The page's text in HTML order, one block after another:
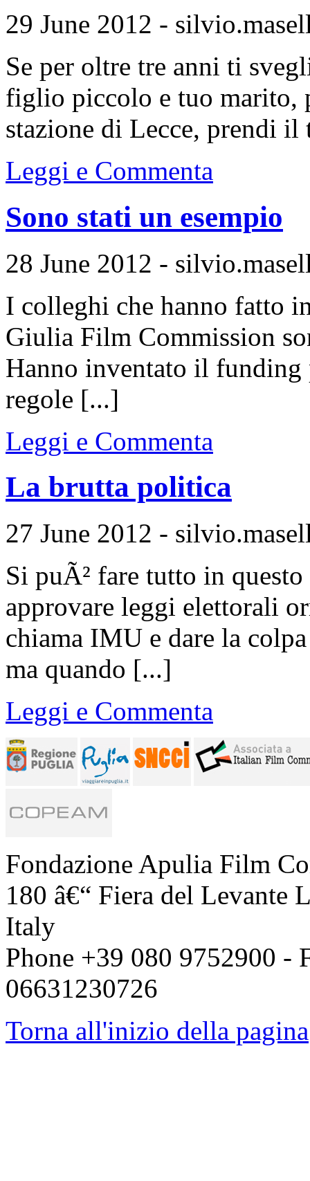
29 June 2012 -
Se per oltre tre anni ti
figlio piccolo e tuo marito,
stazione di Lecce, prendi
Leggi e Commenta
Sono stati un esempio
28 June 2012 -
I colleghi che hanno fatto
Giulia Film Commission
Hanno inventato il
regole [...]
Leggi e Commenta
La brutta politica
27 June 2012 -
Si puÃ² fare tutto in
approvare leggi elettorali
chiama IMU e dare la
ma quando [...]
Leggi e Commenta
Fondazione Apulia Film
180 â€“ Fiera del Levante
Italy
Phone +39 080 9752900 -
06631230726
Torna all'inizio della pagina